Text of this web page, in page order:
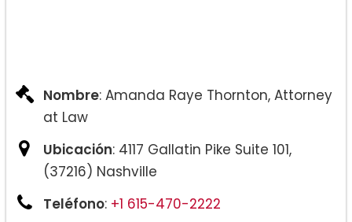
Pensión alimenticia:
Nombre: Amanda Raye Thornton, Attorney
at Law
Ubicación: 4117 Gallatin Pike Suite 101,
(37216) Nashville
Teléfono: +1 615-470-2222